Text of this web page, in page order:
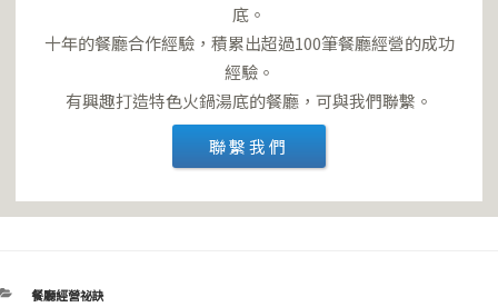
底。
十年的餐廳合作經驗，積累出超過100筆餐廳經營的成功
經驗。
有興趣打造特色火鍋湯底的餐廳，可與我們聯繫。
聯繫我們
分
餐廳經營祕訣